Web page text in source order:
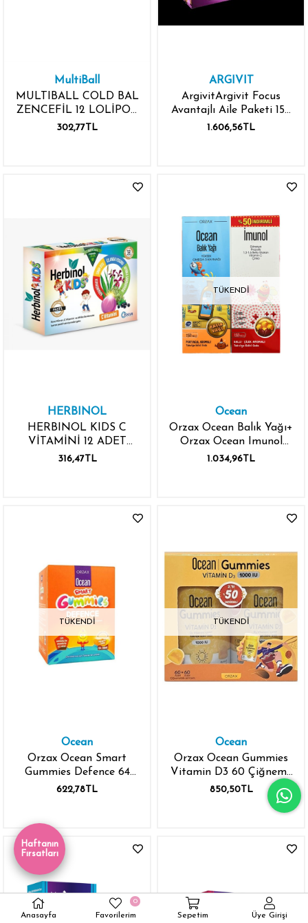
MultiBall
MULTIBALL COLD BAL
ZENCEFİL 12 LOLİPOP
PASTİL
302,77TL
ARGIVIT
ArgivitArgivit Focus
Avantajlı Aile Paketi 150
ml x2
1.606,56TL
HERBINOL
HERBINOL KIDS C
VİTAMİNİ 12 ADET
PASTİL KARAMÜRVER
316,47TL
TÜKENDI
Ocean
Orzax Ocean Balık Yağı+
Orzax Ocean Imunol
Takviye Edici Gıda 150 ml
1.034,96TL
TÜKENDI
Ocean
Orzax Ocean Smart
Gummies Defence 64
Çiğnenebilir Tablet
622,78TL
TÜKENDI
Ocean
Orzax Ocean Gummies
Vitamin D3 60 Çiğneme
Form - 2. %50 İndirimli
850,50TL
Haftanın
Fırsatları
Anasayfa Favorilerim
0
Sepetim Üye Girişi